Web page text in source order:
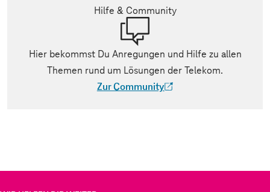
Hilfe & Community
Hier bekommst Du Anregungen und Hilfe zu allen
Themen rund um Lösungen der Telekom.
Zur Community
(Der Link wird in einem neuen Tab